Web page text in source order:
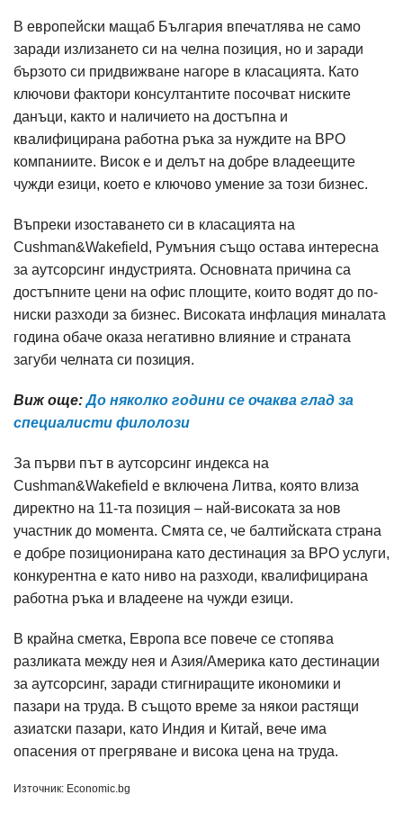
В европейски мащаб България впечатлява не само
заради излизането си на челна позиция, но и заради
бързото си придвижване нагоре в класацията. Като
ключови фактори консултантите посочват ниските
данъци, както и наличието на достъпна и
квалифицирана работна ръка за нуждите на BPO
компаниите. Висок е и делът на добре владеещите
чужди езици, което е ключово умение за този бизнес.
Въпреки изоставането си в класацията на
Cushman&Wakefield, Румъния също остава интересна
за аутсорсинг индустрията. Основната причина са
достъпните цени на офис площите, които водят до по-
ниски разходи за бизнес. Високата инфлация миналата
година обаче оказа негативно влияние и страната
загуби челната си позиция.
Виж още:До няколко години се очаква глад за
специалисти филолози
За първи път в аутсорсинг индекса на
Cushman&Wakefield е включена Литва, която влиза
директно на 11-та позиция – най-високата за нов
участник до момента. Смята се, че балтийската страна
е добре позиционирана като дестинация за BPO услуги,
конкурентна е като ниво на разходи, квалифицирана
работна ръка и владеене на чужди езици.
В крайна сметка, Европа все повече се стопява
разликата между нея и Азия/Америка като дестинации
за аутсорсинг, заради стигниращите икономики и
пазари на труда. В същото време за някои растящи
азиатски пазари, като Индия и Китай, вече има
опасения от прегряване и висока цена на труда.
Източник: Economic.bg